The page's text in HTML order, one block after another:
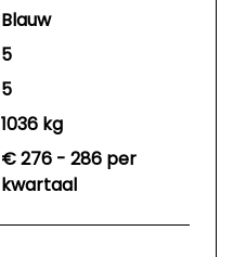
Blauw
5
5
1036 kg
€ 276 - 286 per
kwartaal